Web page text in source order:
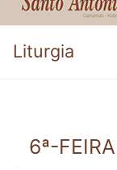
Liturgia
6ª-